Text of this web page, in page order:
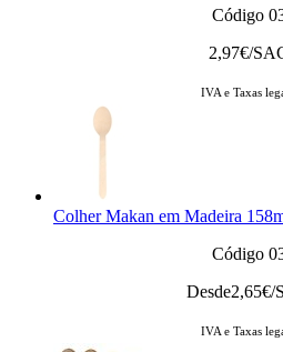
Código
2,97€/
IVA e Taxas
Colher Makan em Madeira
Código
Desde2,65€/
IVA e Taxas